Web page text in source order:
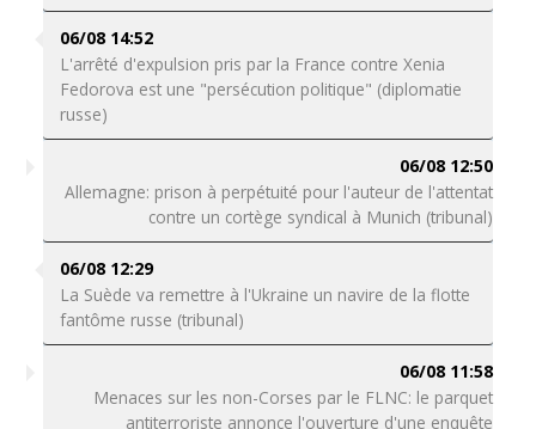
06/08 14:52
L'arrêté d'expulsion pris par la France contre Xenia
Fedorova est une "persécution politique" (diplomatie
russe)
06/08 12:50
Allemagne: prison à perpétuité pour l'auteur de l'attentat
contre un cortège syndical à Munich (tribunal)
06/08 12:29
La Suède va remettre à l'Ukraine un navire de la flotte
fantôme russe (tribunal)
06/08 11:58
Menaces sur les non-Corses par le FLNC: le parquet
antiterroriste annonce l'ouverture d'une enquête